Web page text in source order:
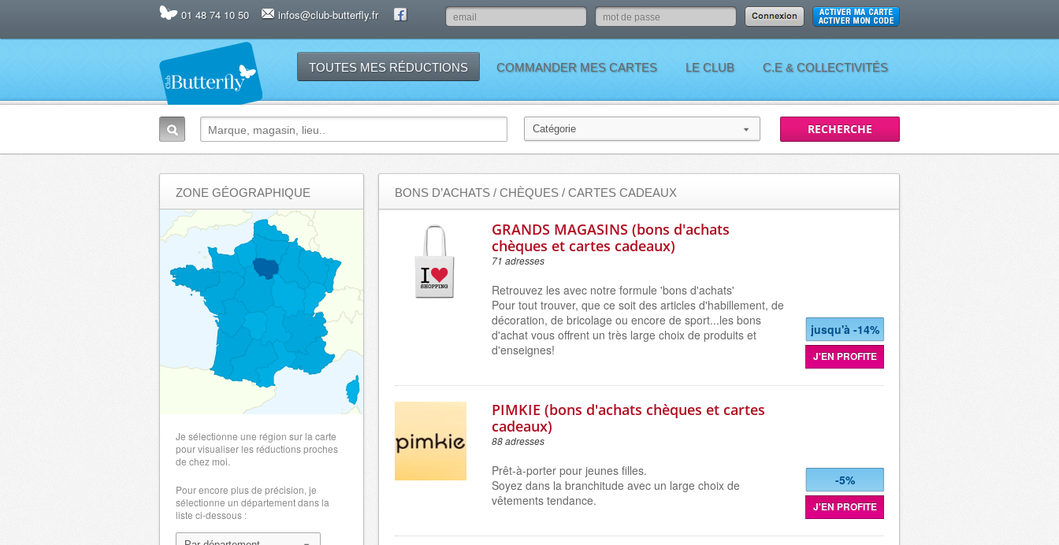
01 48 74 10 50 infos@club-butterfly.fr
TOUTES MES RÉDUCTIONS COMMANDER MES CARTES LE CLUB C.E & COLLECTIVITÉS
BONS D’ACHATS / CHÈQUES / CARTES CADEAUX
GRANDS MAGASINS (bons d'achats
chèques et cartes cadeaux)
71 adresses
Retrouvez les avec notre formule 'bons d'achats'
Pour tout trouver, que ce soit des articles d'habillement, de
décoration, de bricolage ou encore de sport...les bons
d'achat vous offrent un très large choix de produits et
d'enseignes!
jusqu'à -14%
J'EN PROFITE
PIMKIE (bons d'achats chèques et cartes
cadeaux)
88 adresses
Prêt-à-porter pour jeunes filles.
Soyez dans la branchitude avec un large choix de
vêtements tendance.
-5%
J'EN PROFITE
ZONE GÉOGRAPHIQUE
Je sélectionne une région sur la carte
pour visualiser les réductions proches
de chez moi.
Pour encore plus de précision, je
sélectionne un département dans la
liste ci-dessous :